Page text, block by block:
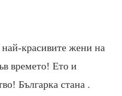
красивите жени на
времето! Ето и
Българка стана .